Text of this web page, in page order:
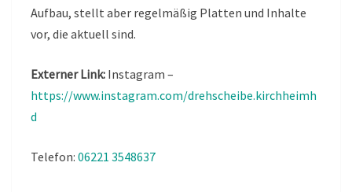
Aufbau, stellt aber regelmäßig Platten und Inhalte
vor, die aktuell sind.
Externer Link: Instagram –
https://www.instagram.com/drehscheibe.kirchheimh
d
Telefon: 06221 3548637